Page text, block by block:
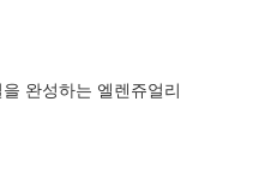
완성하는 엘렌쥬얼리